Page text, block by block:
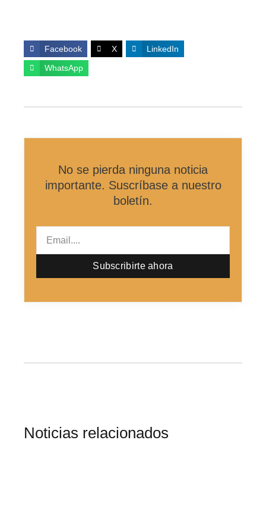
Facebook X LinkedIn
WhatsApp
No se pierda ninguna noticia
importante. Suscríbase a nuestro
boletín.
Subscribirte ahora
Noticias relacionados